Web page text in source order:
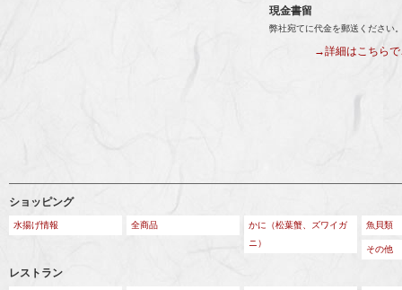
現金書留
弊社宛てに代金を郵送ください
→詳細はこちら
ショッピング
水揚げ情報 全商品
かに（松葉蟹、ズワイガ
ニ）
魚貝類
その他
レストラン